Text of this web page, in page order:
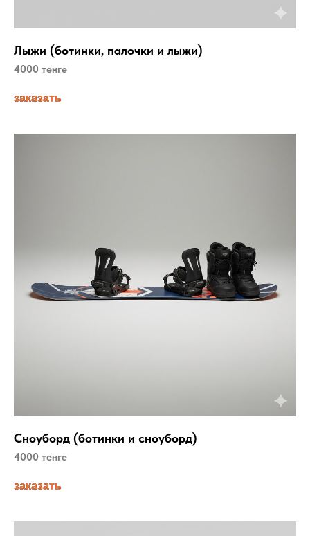
Лыжи (ботинки, палочки и лыжи)
4000 тенге
заказать
Сноуборд (ботинки и сноуборд)
4000 тенге
заказать